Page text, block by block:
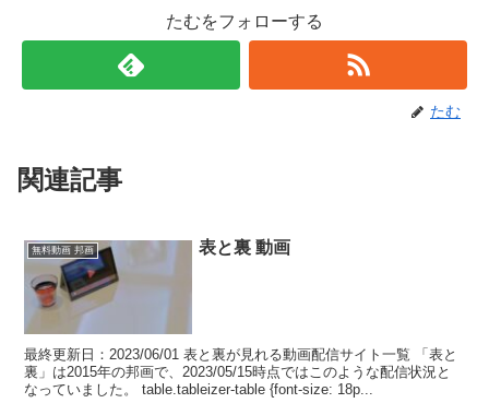
たむをフォローする
たむ
関連記事
無料動画 邦画 表と裏 動画
最終更新日：2023/06/01 表と裏が見れる動画配信サイト一覧 「表と
裏」は2015年の邦画で、2023/05/15時点ではこのような配信状況と
なっていました。 table.tableizer-table {font-size: 18p...